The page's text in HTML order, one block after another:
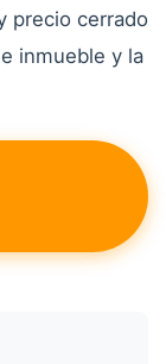
precio cerrado
inmueble y la